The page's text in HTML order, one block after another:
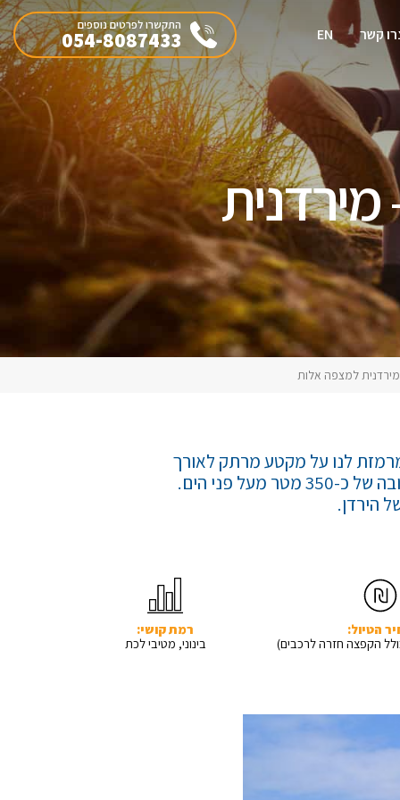
קשר EN
התקשרו לפרטים נוספים
054-8087433
מקטע מספר 11 – מירדנית
לנו על מקטע מרתק לאורך
דרך החורנים, שהיו צריכים לעמול קשה בכדי לטפס מגובה של 200- מטר מתחת לפני הים, לגובה של כ-350 מטר מעל פני הים.
הירדן.
הטיול:
רמת קושי:
בינוני, מטיבי לכת